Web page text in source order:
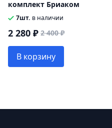
комплект Бриаком
7шт. в наличии
2 280 ₽ 2 400 ₽
В корзину